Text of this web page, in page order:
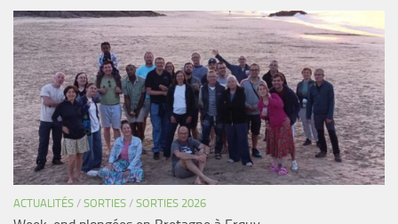
ACTUALITÉS / SORTIES / SORTIES 2026